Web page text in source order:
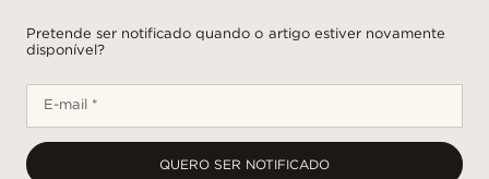
Pretende ser notificado quando o artigo estiver novamente
disponível?
E-mail *
QUERO SER NOTIFICADO